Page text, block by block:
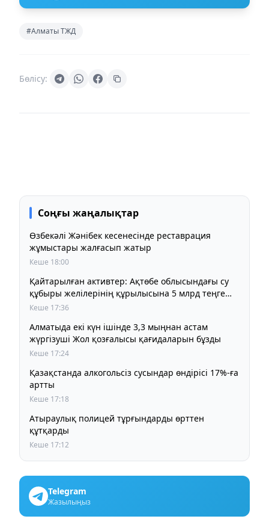
#Алматы ТЖД
Бөлісу:
Соңғы жаңалықтар
Өзбекәлі Жәнібек кесенесінде реставрация
жұмыстары жалғасып жатыр
Кеше 18:00
Қайтарылған активтер: Ақтөбе облысындағы су
құбыры желілерінің құрылысына 5 млрд теңге
бөлінді
Кеше 17:36
Алматыда екі күн ішінде 3,3 мыңнан астам
жүргізуші Жол қозғалысы қағидаларын бұзды
Кеше 17:24
Қазақстанда алкогольсіз сусындар өндірісі 17%-ға
артты
Кеше 17:18
Атыраулық полицей тұрғындарды өрттен
құтқарды
Кеше 17:12
Telegram
Жазылыңыз